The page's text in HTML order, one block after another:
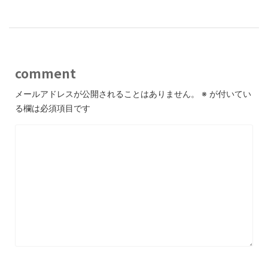
comment
メールアドレスが公開されることはありません。 ※ が付いてい
る欄は必須項目です